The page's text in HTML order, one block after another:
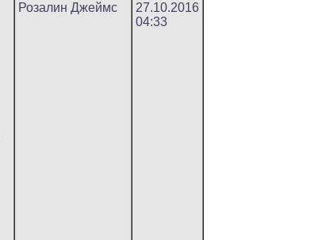
Розалин Джеймс
27.10.2016
04:33